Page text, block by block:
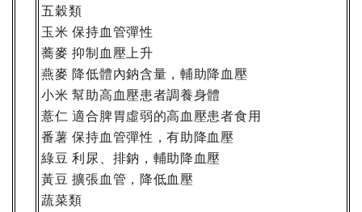
五穀類
玉米 保持血管彈性
蕎麥 抑制血壓上升
燕麥 降低體內鈉含量，輔助降血壓
小米 幫助高血壓患者調養身體
薏仁 適合脾胃虛弱的高血壓患者食用
番薯 保持血管彈性，有助降血壓
綠豆 利尿、排鈉，輔助降血壓
黃豆 擴張血管，降低血壓
蔬菜類